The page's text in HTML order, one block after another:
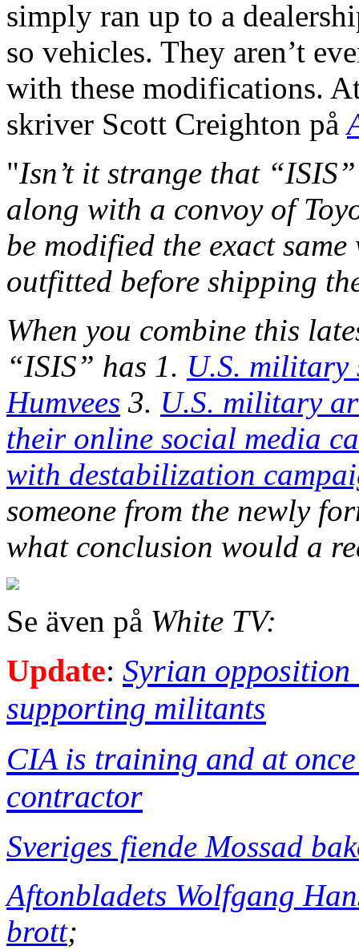
simply ran up to a
so vehicles. They aren’t
with these modifications.
skriver Scott Creighton på
"Isn’t it strange that
along with a convoy of
be modified the exact
outfitted before shipping
When you combine this
“ISIS” has 1. U.S. military
Humvees 3. U.S. military
their online social media
with destabilization
someone from the newly
what conclusion would a
Se även på White TV:
Update: Syrian
supporting militants
CIA is training and at
contractor
Sveriges fiende Mossad
Aftonbladets Wolfgang
brott;